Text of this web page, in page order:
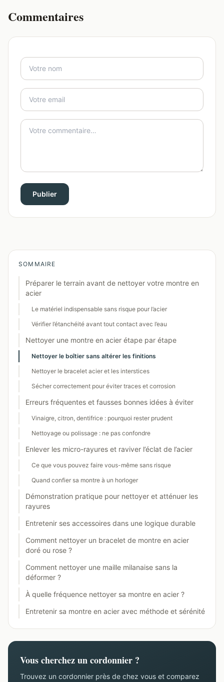
Commentaires
Publier
SOMMAIRE
Préparer le terrain avant de nettoyer votre montre en
acier
Le matériel indispensable sans risque pour l’acier
Vérifier l’étanchéité avant tout contact avec l’eau
Nettoyer une montre en acier étape par étape
Nettoyer le boîtier sans altérer les finitions
Nettoyer le bracelet acier et les interstices
Sécher correctement pour éviter traces et corrosion
Erreurs fréquentes et fausses bonnes idées à éviter
Vinaigre, citron, dentifrice : pourquoi rester prudent
Nettoyage ou polissage : ne pas confondre
Enlever les micro-rayures et raviver l’éclat de l’acier
Ce que vous pouvez faire vous-même sans risque
Quand confier sa montre à un horloger
Démonstration pratique pour nettoyer et atténuer les
rayures
Entretenir ses accessoires dans une logique durable
Comment nettoyer un bracelet de montre en acier
doré ou rose ?
Comment nettoyer une maille milanaise sans la
déformer ?
À quelle fréquence nettoyer sa montre en acier ?
Entretenir sa montre en acier avec méthode et sérénité
Vous cherchez un cordonnier ?
Trouvez un cordonnier près de chez vous et comparez